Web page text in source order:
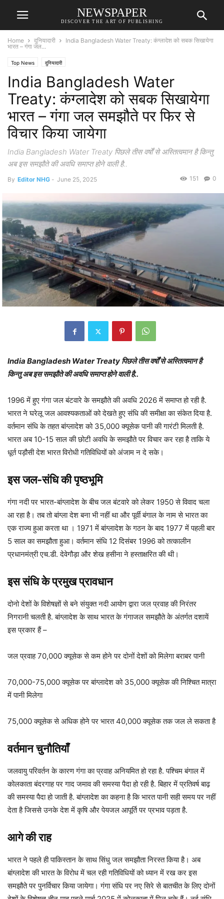
NEWSPAPER
DISCOVER THE ART OF PUBLISHING
Home दुनियादारी
India Bangladesh Water Treaty: कंग्लादेश को सबक सिखायेगा
भारत – गंगा जल...
Top News दुनियादारी
India Bangladesh Water
Treaty: कंग्लादेश को सबक सिखायेगा
भारत – गंगा जल समझौते पर फिर से
विचार किया जायेगा
India Bangladesh Water Treaty पिछले तीस वर्षों से अस्तित्वमान है किन्तु
अब इस समझौते की अवधि समाप्त होने वाली है..
By Editor NHG - June 25, 2025 0
151
India Bangladesh Water Treaty पिछले तीस वर्षों से अस्तित्वमान है
किन्तु अब इस समझौते की अवधि समाप्त होने वाली है..
1996 में हुए गंगा जल बंटवारे के समझौते की अवधि 2026 में समाप्त हो रही है.
भारत ने घरेलू जल आवश्यकताओं को देखते हुए संधि की समीक्षा का संकेत दिया है.
वर्तमान संधि के तहत बांग्लादेश को 35,000 क्यूसेक पानी की गारंटी मिलती है.
भारत अब 10-15 साल की छोटी अवधि के समझौते पर विचार कर रहा है ताकि ये
धूर्त पड़ौसी देश भारत विरोधी गतिविधियों को अंजाम न दे सके।
इस जल-संधि की पृष्ठभूमि
गंगा नदी पर भारत-बांग्लादेश के बीच जल बंटवारे को लेकर 1950 से विवाद चला
आ रहा है। तब तो बांग्ला देश बना भी नहीं था और पूर्वी बंगाल के नाम से भारत का
एक राज्य हुआ करता था । 1971 में बांग्लादेश के गठन के बाद 1977 में पहली बार
5 साल का समझौता हुआ। वर्तमान संधि 12 दिसंबर 1996 को तत्कालीन
प्रधानमंत्री एच.डी. देवेगौड़ा और शेख हसीना ने हस्ताक्षरित की थी।
इस संधि के प्रमुख प्रावधान
दोनो देशों के विशेषज्ञों से बने संयुक्त नदी आयोग द्वारा जल प्रवाह की निरंतर
निगरानी चलती है. बांग्लादेश के साथ भारत के गंगाजल समझौते के अंतर्गत दशायें
इस प्रकार हैं –
जल प्रवाह 70,000 क्यूसेक से कम होने पर दोनों देशों को मिलेगा बराबर पानी
70,000-75,000 क्यूसेक पर बांग्लादेश को 35,000 क्यूसेक की निश्चित मात्रा
में पानी मिलेगा
75,000 क्यूसेक से अधिक होने पर भारत 40,000 क्यूसेक तक जल ले सकता है
वर्तमान चुनौतियाँ
जलवायु परिवर्तन के कारण गंगा का प्रवाह अनियमित हो रहा है. पश्चिम बंगाल में
कोलकाता बंदरगाह पर गाद जमाव की समस्या पैदा हो रही है. बिहार में प्रतिवर्ष बाढ़
की समस्या पैदा हो जाती है. बांग्लादेश का कहना है कि भारत पानी सही समय पर नहीं
देता है जिससे उनके देश में कृषि और पेयजल आपूर्ति पर प्रभाव पड़ता है.
आगे की राह
भारत ने पहले ही पाकिस्तान के साथ सिंधु जल समझौता निरस्त किया है। अब
बांग्लादेश की भारत के विरोध में चल रही गतिविधियों को ध्यान में रख कर इस
समझौते पर पुनर्विचार किया जायेगा। गंगा संधि पर नए सिरे से बातचीत के लिए दोनों